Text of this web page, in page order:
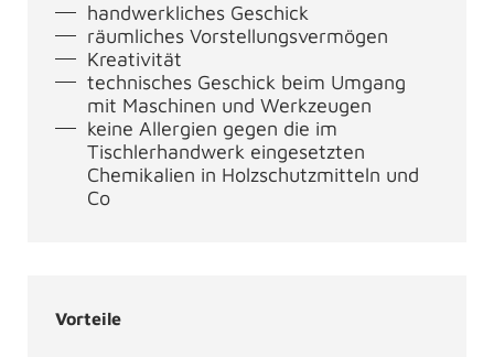
handwerkliches Geschick
räumliches Vorstellungsvermögen
Kreativität
technisches Geschick beim Umgang
mit Maschinen und Werkzeugen
keine Allergien gegen die im
Tischlerhandwerk eingesetzten
Chemikalien in Holzschutzmitteln und
Co
Vorteile